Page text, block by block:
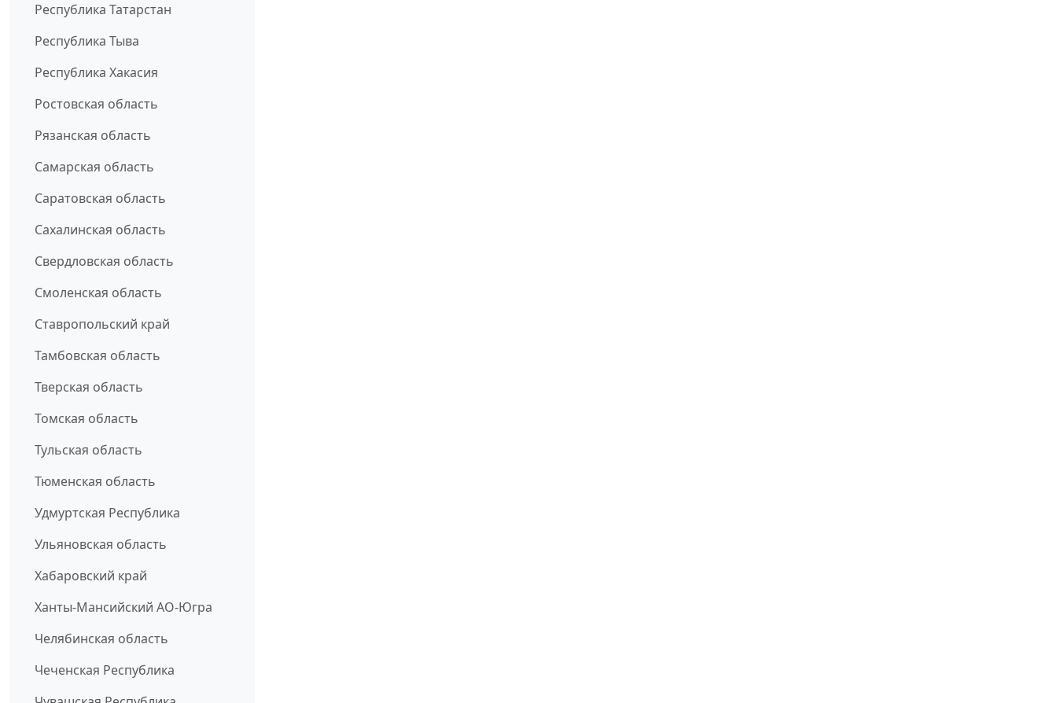
Республика Татарстан
Республика Тыва
Республика Хакасия
Ростовская область
Рязанская область
Самарская область
Саратовская область
Сахалинская область
Свердловская область
Смоленская область
Ставропольский край
Тамбовская область
Тверская область
Томская область
Тульская область
Тюменская область
Удмуртская Республика
Ульяновская область
Хабаровский край
Ханты-Мансийский АО-Югра
Челябинская область
Чеченская Республика